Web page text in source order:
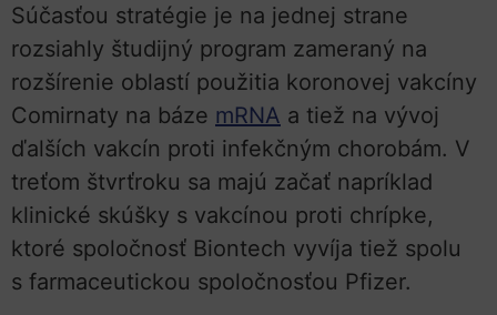
Súčasťou stratégie je na jednej strane
rozsiahly študijný program zameraný na
rozšírenie oblastí použitia koronovej vakcíny
Comirnaty na báze mRNA a tiež na vývoj
ďalších vakcín proti infekčným chorobám. V
treťom štvrťroku sa majú začať napríklad
klinické skúšky s vakcínou proti chrípke,
ktoré spoločnosť Biontech vyvíja tiež spolu
s farmaceutickou spoločnosťou Pfizer.